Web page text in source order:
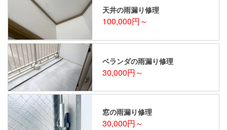
天井の雨漏り修理
100,000円～
ベランダの雨漏り修理
30,000円～
窓の雨漏り修理
30,000円～